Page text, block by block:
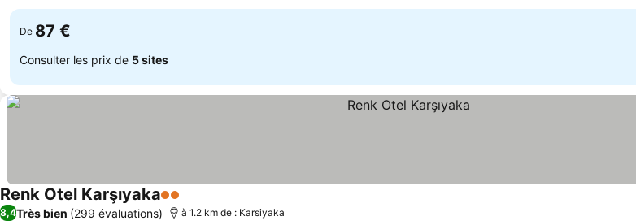
De 87 €
Consulter les prix de 5 sites
Renk Otel Karşıyaka2 Étoiles
8,4Très bien (299 évaluations) à 1.2 km de : Karsiyaka